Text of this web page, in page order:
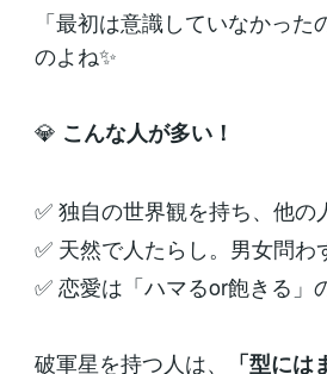
「最初は意識していなかっ
のよね✨
💎 こんな人が多い！
✅ 独自の世界観を持ち、他
✅ 天然で人たらし。男女問わ
✅ 恋愛は「ハマるor飽きる」
破軍星を持つ人は、 「型に